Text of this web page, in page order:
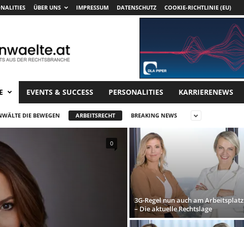
ÜBER UNS IMPRESSUM DATENSCHUTZ COOKIE-RICHTLINIE (EU)
EVENTS & SUCCESS PERSONALITIES KARRIERENEWS
DIE BEWEGEN ARBEITSRECHT BREAKING NEWS
0
3G-Regel nun auch am Arbeitsplatz
– Die aktuelle Rechtslage